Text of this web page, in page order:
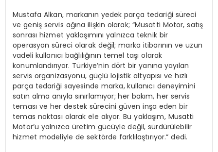
Mustafa Alkan, markanın yedek parça tedariği süreci
ve geniş servis ağına ilişkin olarak; “Musatti Motor, satış
sonrası hizmet yaklaşımını yalnızca teknik bir
operasyon süreci olarak değil; marka itibarının ve uzun
vadeli kullanıcı bağlılığının temel taşı olarak
konumlandırıyor. Türkiye’nin dört bir yanına yayılan
servis organizasyonu, güçlü lojistik altyapısı ve hızlı
parça tedariği sayesinde marka, kullanıcı deneyimini
satın alma anıyla sınırlamıyor; her bakım, her servis
teması ve her destek sürecini güven inşa eden bir
temas noktası olarak ele alıyor. Bu yaklaşım, Musatti
Motor’u yalnızca üretim gücüyle değil, sürdürülebilir
hizmet modeliyle de sektörde farklılaştırıyor.” dedi.